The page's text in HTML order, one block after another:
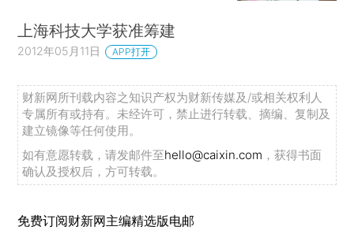
上海科技大学获准筹建
2012年05月11日 APP打开
财新网所刊载内容之知识产权为财新传媒及/或相关权利人
专属所有或持有。未经许可，禁止进行转载、摘编、复制及
建立镜像等任何使用。
如有意愿转载，请发邮件至hello@caixin.com ，获得书面
确认及授权后，方可转载。
免费订阅财新网主编精选版电邮